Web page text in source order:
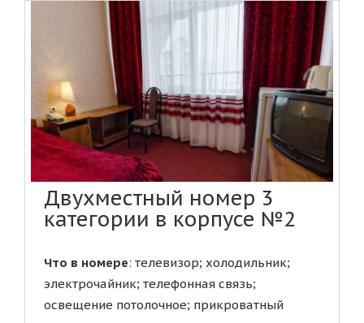
Двухместный номер 3
категории в корпусе №2
Что в номере: телевизор; холодильник;
электрочайник; телефонная связь;
освещение потолочное; прикроватный